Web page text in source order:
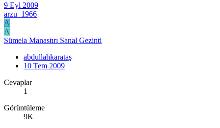
9 Eyl 2009
arzu_1966
A
A
Sümela Manastırı Sanal Gezinti
abdullahkarataş
10 Tem 2009
Cevaplar
1
Görüntüleme
9K